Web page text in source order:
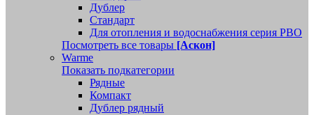
Дублер
Стандарт
Для отопления и водоснабжения серия РВО
Посмотреть все товары [Аскон]
Warme
Показать подкатегории
Рядные
Компакт
Дублер рядный